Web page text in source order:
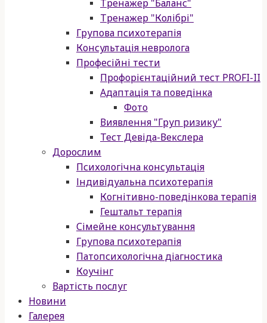
Тренажер "Баланс"
Тренажер "Колібрі"
Групова психотерапія
Консультація невролога
Професійні тести
Профорієнтаційний тест PROFI-II
Адаптація та поведінка
Фото
Виявлення "Груп ризику"
Тест Девіда-Векслера
Дорослим
Психологічна консультація
Індивідуальна психотерапія
Когнітивно-поведінкова терапія
Гештальт терапія
Сімейне консультування
Групова психотерапія
Патопсихологічна діагностика
Коучінг
Вартість послуг
Новини
Галерея